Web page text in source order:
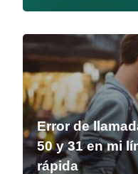
Error de
50 y 31 en mi
rápida